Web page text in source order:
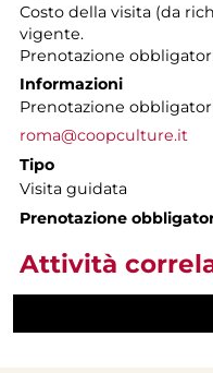
Costo della visita (da
vigente.
Prenotazione
Informazioni
Prenotazione
roma@coopculture.it
Tipo
Visita guidata
Prenotazione
Attività